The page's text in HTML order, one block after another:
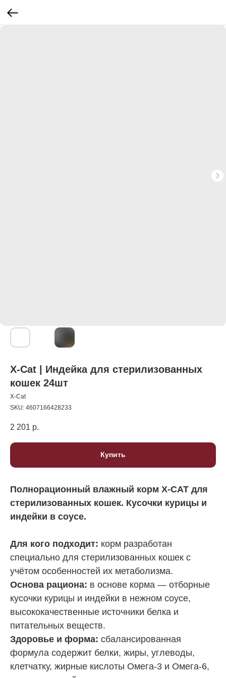
X-Cat | Индейка для стерилизованных
кошек 24шт
X-Cat
SKU: 4607166428233
2 201 р.
Купить
Полнорационный влажный корм X-CAT для
стерилизованных кошек. Кусочки курицы и
индейки в соусе.
Для кого подходит: корм разработан
специально для стерилизованных кошек с
учётом особенностей их метаболизма.
Основа рациона: в основе корма — отборные
кусочки курицы и индейки в нежном соусе,
высококачественные источники белка и
питательных веществ.
Здоровье и форма: сбалансированная
формула содержит белки, жиры, углеводы,
клетчатку, жирные кислоты Омега-3 и Омега-6,